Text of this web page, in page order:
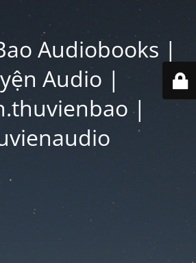
Audiobooks |
Audio |
|